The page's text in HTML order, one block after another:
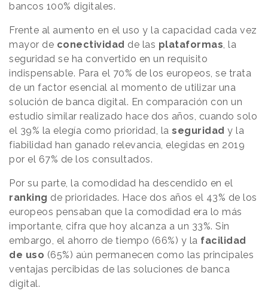
bancos 100% digitales.
Frente al aumento en el uso y la capacidad cada vez
mayor de conectividad de las plataformas, la
seguridad se ha convertido en un requisito
indispensable. Para el 70% de los europeos, se trata
de un factor esencial al momento de utilizar una
solución de banca digital. En comparación con un
estudio similar realizado hace dos años, cuando solo
el 39% la elegía como prioridad, la seguridad y la
fiabilidad han ganado relevancia, elegidas en 2019
por el 67% de los consultados.
Por su parte, la comodidad ha descendido en el
ranking de prioridades. Hace dos años el 43% de los
europeos pensaban que la comodidad era lo más
importante, cifra que hoy alcanza a un 33%. Sin
embargo, el ahorro de tiempo (66%) y la facilidad
de uso (65%) aún permanecen como las principales
ventajas percibidas de las soluciones de banca
digital.